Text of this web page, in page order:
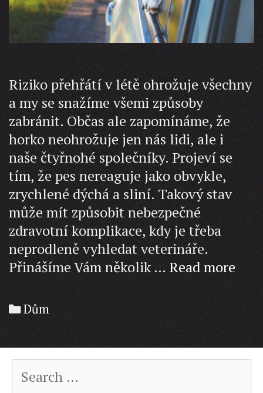
Riziko přehřátí v létě ohrožuje všechny
a my se snažíme všemi způsoby
zabránit. Občas ale zapomínáme, že
horko neohrožuje jen nás lidi, ale i
naše čtyřnohé společníky. Projeví se
tím, že pes nereaguje jako obvykle,
zrychlené dýchá a sliní. Takový stav
může mít způsobit nebezpečné
zdravotní komplikace, kdy je třeba
neprodleně vyhledat veterináře.
Přinášíme Vám několik … Read more
jak
létě
o
Categories
Dům
for: